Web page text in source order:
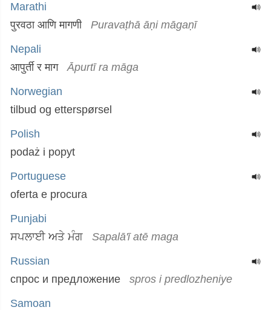
Marathi
पुरवठा आणि मागणी
Puravaṭhā āṇi māgaṇī
Nepali
आपुर्ती र माग
Āpurtī ra māga
Norwegian
tilbud og etterspørsel
Polish
podaż i popyt
Portuguese
oferta e procura
Punjabi
ਸਪਲਾਈ ਅਤੇ ਮੰਗ
Sapalā'ī atē maga
Russian
спрос и предложение
spros i predlozheniye
Samoan